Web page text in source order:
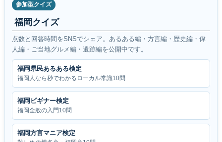
参加型クイズ
福岡クイズ
点数と回答時間をSNSでシェア。あるある編・方言編・歴史編・偉
人編・ご当地グルメ編・遺跡編を公開中です。
福岡県民あるある検定
福岡人なら秒でわかるローカル常識10問
福岡ビギナー検定
福岡全般の入門10問
福岡方言マニア検定